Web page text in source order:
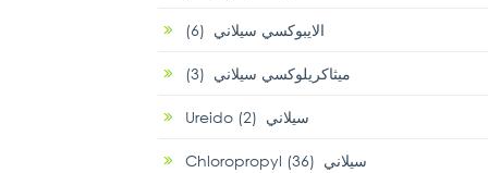
الايبوكسي سيلاني (6)
ميثاكريلوكسي سيلاني (3)
Ureido سيلاني (2)
Chloropropyl سيلاني (36)